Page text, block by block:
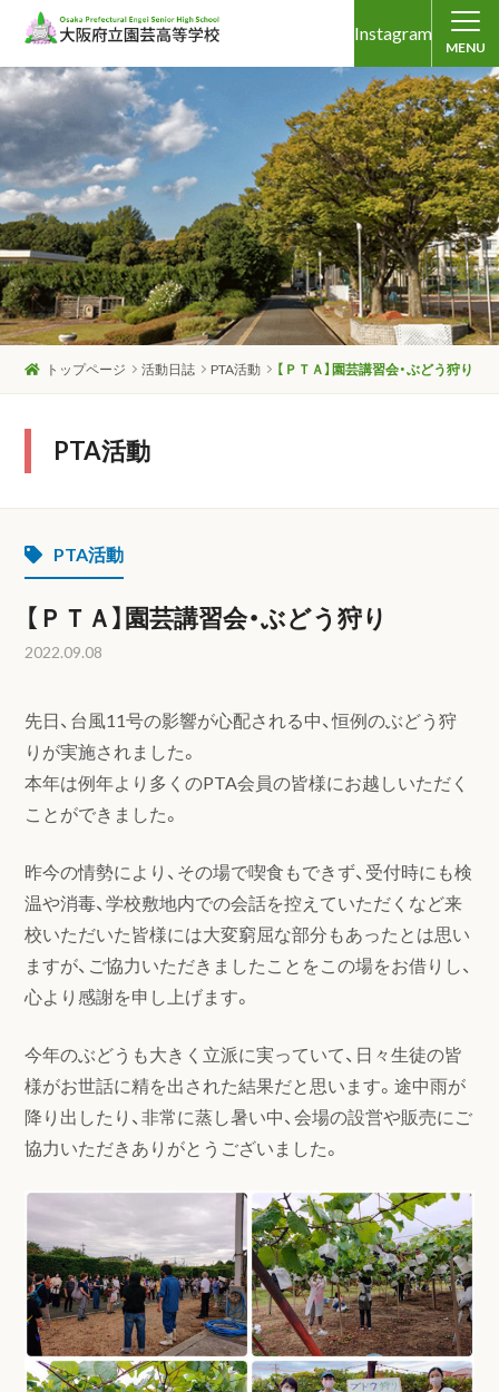
Instagram
MENU
トップページ 活動日誌 PTA活動 【ＰＴＡ】園芸講習会・ぶどう狩り
PTA活動
PTA活動
【ＰＴＡ】園芸講習会・ぶどう狩り
2022.09.08
先日、台風11号の影響が心配される中、恒例のぶどう狩
りが実施されました。
本年は例年より多くのPTA会員の皆様にお越しいただく
ことができました。
昨今の情勢により、その場で喫食もできず、受付時にも検
温や消毒、学校敷地内での会話を控えていただくなど来
校いただいた皆様には大変窮屈な部分もあったとは思い
ますが、ご協力いただきましたことをこの場をお借りし、
心より感謝を申し上げます。
今年のぶどうも大きく立派に実っていて、日々生徒の皆
様がお世話に精を出された結果だと思います。途中雨が
降り出したり、非常に蒸し暑い中、会場の設営や販売にご
協力いただきありがとうございました。